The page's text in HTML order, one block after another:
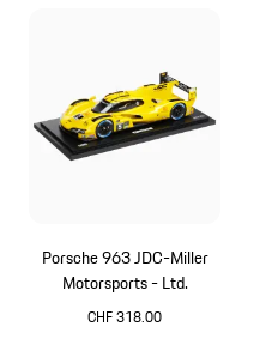
Porsche 963 JDC-Miller
Motorsports - Ltd.
CHF 318.00